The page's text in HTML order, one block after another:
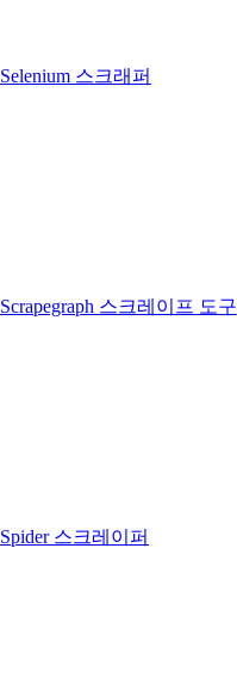
Selenium 스크래퍼
Scrapegraph 스크레이프 도구
Spider 스크레이퍼